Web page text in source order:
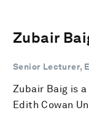
Zubair
Senior Lecturer,
Zubair Baig is
Edith Cowan